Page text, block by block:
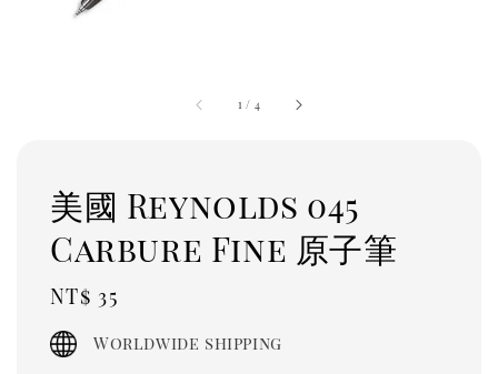
1 / 4
美國 Reynolds 045
Carbure Fine 原子筆
Regular
price
NT$ 35
Worldwide shipping